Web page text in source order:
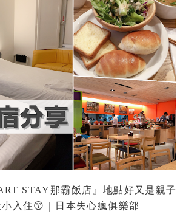
STAY那霸飯店』地點好又是親子
入住😙｜日本失心瘋俱樂部